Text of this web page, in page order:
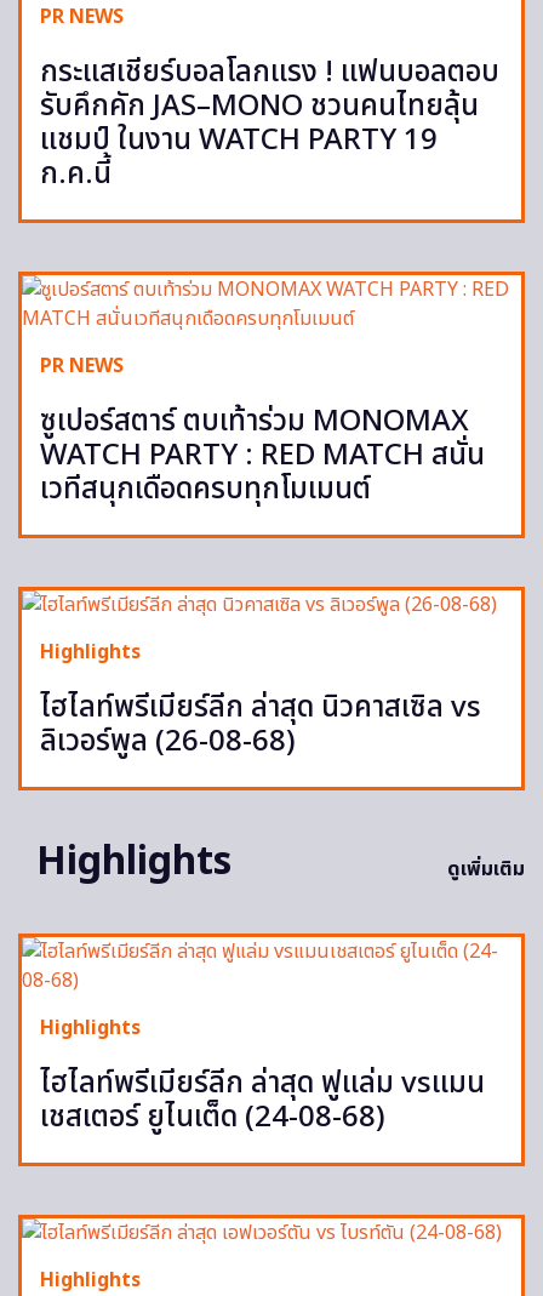
PR NEWS
กระแสเชียร์บอลโลกแรง ! แฟนบอลตอบ
รับคึกคัก JAS–MONO ชวนคนไทยลุ้น
แชมป์ ในงาน WATCH PARTY 19
ก.ค.นี้
PR NEWS
ซูเปอร์สตาร์ ตบเท้าร่วม MONOMAX
WATCH PARTY : RED MATCH สนั่น
เวทีสนุกเดือดครบทุกโมเมนต์
Highlights
ไฮไลท์พรีเมียร์ลีก ล่าสุด นิวคาสเซิล vs
ลิเวอร์พูล (26-08-68)
Highlights ดูเพิ่มเติม
Highlights
ไฮไลท์พรีเมียร์ลีก ล่าสุด ฟูแล่ม vsแมน
เชสเตอร์ ยูไนเต็ด (24-08-68)
Highlights